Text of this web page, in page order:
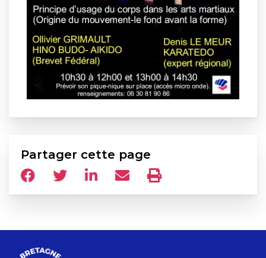
Partager cette page